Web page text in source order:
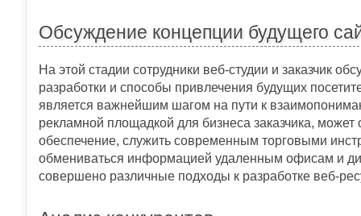
Обсуждение концепции будущего
На этой стадии сотрудники веб-студии и заказчик
разработки и способы привлечения будущих
является важнейшим шагом на пути к
рекламной площадкой для бизнеса заказчика,
обеспечение, служить современным торговыми
обмениваться информацией удаленным офисам и
совершено различные подходы к разработке веб-